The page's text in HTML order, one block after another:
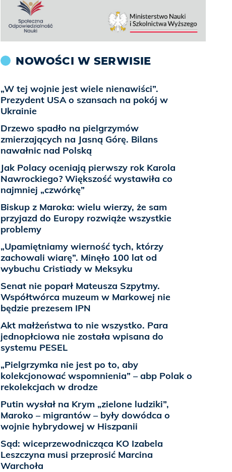
NOWOŚCI W SERWISIE
„W tej wojnie jest wiele nienawiści”.
Prezydent USA o szansach na pokój w
Ukrainie
Drzewo spadło na pielgrzymów
zmierzających na Jasną Górę. Bilans
nawałnic nad Polską
Jak Polacy oceniają pierwszy rok Karola
Nawrockiego? Większość wystawiła co
najmniej „czwórkę”
Biskup z Maroka: wielu wierzy, że sam
przyjazd do Europy rozwiąże wszystkie
problemy
„Upamiętniamy wierność tych, którzy
zachowali wiarę”. Minęło 100 lat od
wybuchu Cristiady w Meksyku
Senat nie poparł Mateusza Szpytmy.
Współtwórca muzeum w Markowej nie
będzie prezesem IPN
Akt małżeństwa to nie wszystko. Para
jednopłciowa nie została wpisana do
systemu PESEL
„Pielgrzymka nie jest po to, aby
kolekcjonować wspomnienia” – abp Polak o
rekolekcjach w drodze
Putin wysłał na Krym „zielone ludziki”,
Maroko – migrantów – były dowódca o
wojnie hybrydowej w Hiszpanii
Sąd: wiceprzewodnicząca KO Izabela
Leszczyna musi przeprosić Marcina
Warchoła